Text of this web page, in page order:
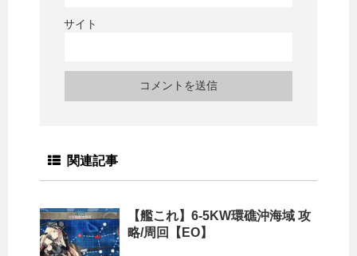
サイト
関連記事
【艦これ】6-5KW環礁沖海域 攻
略/周回【EO】